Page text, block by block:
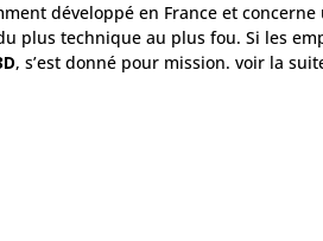
développé en France et
plus technique au plus fou. Si les
, s’est donné pour mission. voir la